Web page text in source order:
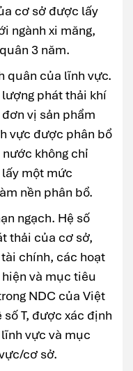
cơ sở được lấy
ngành xi măng,
3 năm.
quân của lĩnh vực.
phát thải khí
vị sản phẩm
vực được phân bổ
không chỉ
lấy một mức
nền phân bổ.
ngạch. Hệ số
thải của cơ sở,
chính, các hoạt
và mục tiêu
NDC của Việt
T, được xác định
vực và mục
cơ sở.